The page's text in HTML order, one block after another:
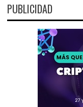
PUBLICIDAD